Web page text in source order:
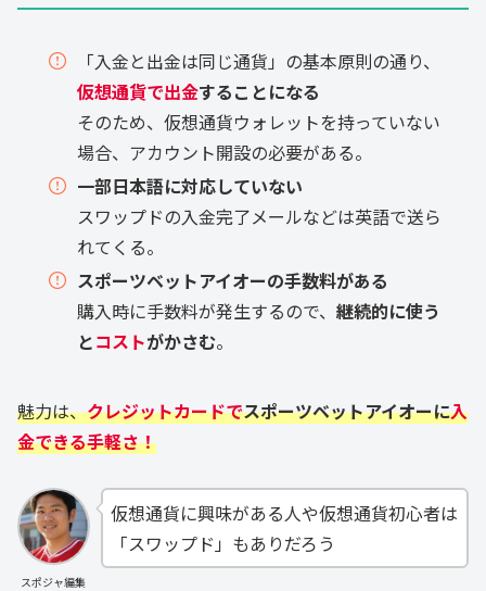
「入金と出金は同じ通貨」の基本原則の通り、
仮想通貨で出金することになる
そのため、仮想通貨ウォレットを持っていない
場合、アカウント開設の必要がある。
一部日本語に対応していない
スワップドの入金完了メールなどは英語で送ら
れてくる。
スポーツベットアイオーの手数料がある
購入時に手数料が発生するので、 継続的に使う
とコストがかさむ。
魅力は、クレジットカードでスポーツベットアイオーに入
金できる手軽さ！
スポジャ編集
仮想通貨に興味がある人や仮想通貨初心者は
「スワップド」もありだろう